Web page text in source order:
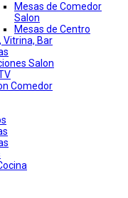
Mesas de Comedor
Salon
Mesas de Centro
Vitrina, Bar
Salon
Comedor